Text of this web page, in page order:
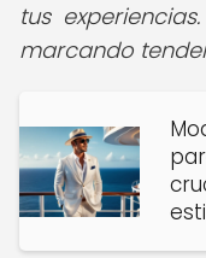
tus
marcando